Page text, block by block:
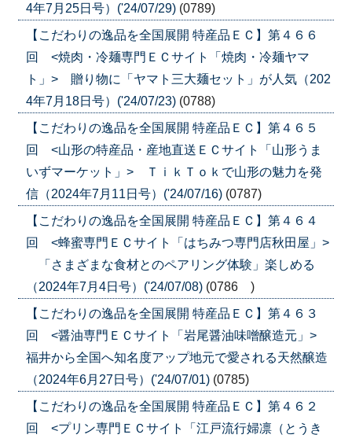
4年7月25日号）('24/07/29) (0789)
【こだわりの逸品を全国展開 特産品ＥＣ】第４６６
回 <焼肉・冷麺専門ＥＣサイト「焼肉・冷麺ヤマ
ト」> 贈り物に「ヤマト三大麺セット」が人気（202
4年7月18日号）('24/07/23) (0788)
【こだわりの逸品を全国展開 特産品ＥＣ】第４６５
回 <山形の特産品・産地直送ＥＣサイト「山形うま
いずマーケット」> ＴｉｋＴｏｋで山形の魅力を発
信（2024年7月11日号）('24/07/16) (0787)
【こだわりの逸品を全国展開 特産品ＥＣ】第４６４
回 <蜂蜜専門ＥＣサイト「はちみつ専門店秋田屋」>
「さまざまな食材とのペアリング体験」楽しめる
（2024年7月4日号）('24/07/08) (0786 )
【こだわりの逸品を全国展開 特産品ＥＣ】第４６３
回 <醤油専門ＥＣサイト「岩尾醤油味噌醸造元」>
福井から全国へ知名度アップ地元で愛される天然醸造
（2024年6月27日号）('24/07/01) (0785)
【こだわりの逸品を全国展開 特産品ＥＣ】第４６２
回 <プリン専門ＥＣサイト「江戸流行婦凛（とうき